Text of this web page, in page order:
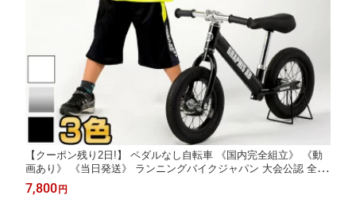
【クーポン残り2日!】 ペダルなし自転車 《国内完全組立》 《動
画あり》 《当日発送》 ランニングバイクジャパン 大会公認 全3
色 ペダル無し自転車 軽量 アルミ 12インチ 子供自転車 子供用自
転車 キッズ 幼児 ☆ プレゼント ギフト 防災 猛暑 酷暑対策 熱中
7,800 円